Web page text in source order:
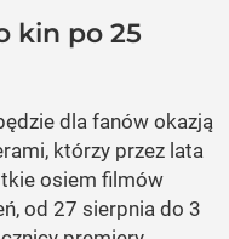
kin po 25
dla fanów okazją
którzy przez lata
osiem filmów
od 27 sierpnia do 3